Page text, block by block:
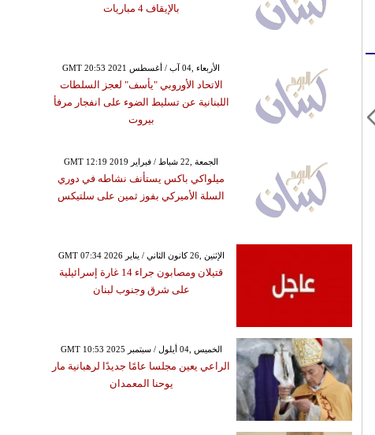
بالإيقاف 4 مباريات
GMT 20:53 2021 الأربعاء ,04 آب / أغسطس
الاتحاد الأوروبي "يأسف" لعجز السلطات
اللبنانية عن تسليط الضوء على انفجار مرفأ
بيروت
GMT 12:19 2019 الجمعة ,22 شباط / فبراير
ميلواكي باكس يستأنف نشاطه في دوري
السلة الأميركي بفوز ثمين على سلتيكس
GMT 07:34 2026 الإثنين ,26 كانون الثاني / يناير
قتيلان ومصابون جراء 14 غارة إسرائيلية
على شرق وجنوب لبنان
GMT 10:53 2025 الخميس ,04 أيلول / سبتمبر
الراعي يعين مجلسا عامًا جديدًا لرهبانية مار
يوحنا المعمدان